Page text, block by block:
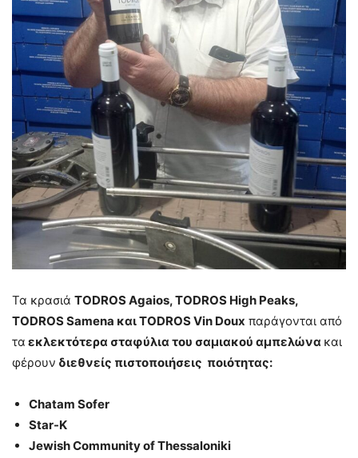
Τα κρασιά TODROSAgaios,TODROS High Peaks,
TODROSSamena καιTODROSVin Doux παράγονται από
τα εκλεκτότερα σταφύλια του σαμιακού αμπελώνα και
φέρουν διεθνείς πιστοποιήσεις ποιότητας:
Chatam Sofer
Star-K
Jewish Community of Thessaloniki